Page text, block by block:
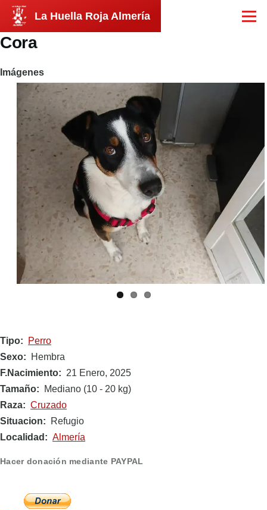
Pasar al contenido principal
La Huella Roja Almería Menú
Cora
Imágenes
Tipo
Perro
Sexo
Hembra
F.Nacimiento
21 Enero, 2025
Tamaño
Mediano (10 - 20 kg)
Raza
Cruzado
Situacion
Refugio
Localidad
Almería
Hacer donación mediante PAYPAL